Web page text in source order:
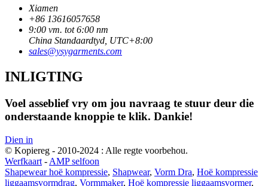
Xiamen
+86 13616057658
9:00 vm. tot 6:00 nm
China Standaardtyd, UTC+8:00
sales@ysygarments.com
INLIGTING
Voel asseblief vry om jou navraag te stuur deur die
onderstaande knoppie te klik. Dankie!
Dien in
© Kopiereg - 2010-2024 : Alle regte voorbehou.
Werfkaart - AMP selfoon
Shapewear hoë kompressie, Shapwear, Vorm Dra, Hoë kompressie
liggaamsvormdrag, Vormmaker, Hoë kompressie liggaamsvormer,